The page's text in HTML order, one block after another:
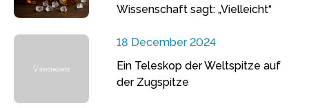
Wissenschaft sagt: „Vielleicht“
18 December 2024
Ein Teleskop der Weltspitze auf
der Zugspitze